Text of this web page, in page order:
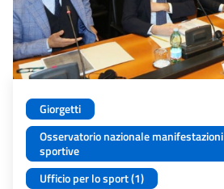
Giorgetti
Osservatorio nazionale manifestazioni
sportive
Ufficio per lo sport (1)